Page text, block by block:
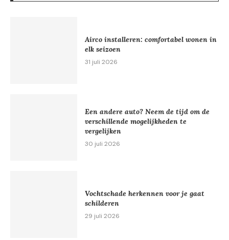
Airco installeren: comfortabel wonen in
elk seizoen
31 juli 2026
Een andere auto? Neem de tijd om de
verschillende mogelijkheden te
vergelijken
30 juli 2026
Vochtschade herkennen voor je gaat
schilderen
29 juli 2026